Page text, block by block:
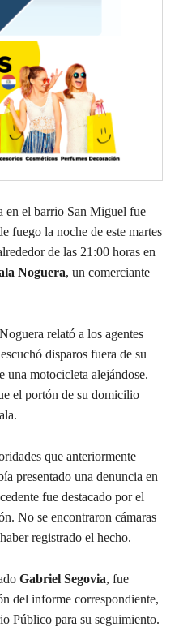
en el barrio San Miguel fue
fuego la noche de este martes
de las 21:00 horas en
Noguera, un comerciante
relató a los agentes
disparos fuera de su
una motocicleta alejándose.
el portón de su domicilio
que anteriormente
presentado una denuncia en
fue destacado por el
No se encontraron cámaras
registrado el hecho.
Gabriel Segovia, fue
del informe correspondiente,
Público para su seguimiento.